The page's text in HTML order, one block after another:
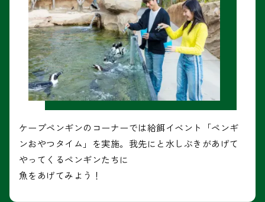
ケープペンギンのコーナーでは給餌イベント「ペンギ
ンおやつタイム」を実施。我先にと水しぶきがあげて
やってくるペンギンたちに